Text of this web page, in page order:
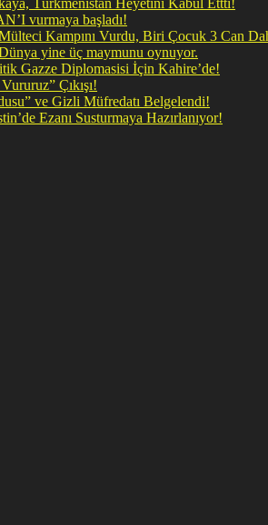
Türkmenistan Heyetini Kabul Ettti!
doğrudan İRAN’I vurmaya başladı!
Kampını Vurdu, Biri Çocuk 3 Can
yine üç maymunu oynuyor.
Gazze Diplomasisi İçin Kahire’de!
Çıkışı!
ve Gizli Müfredatı Belgelendi!
Kirli Plan: Firavunun torunları İşgalci İsrail Filistin’de Ezanı Susturmaya Hazırlanıyor!